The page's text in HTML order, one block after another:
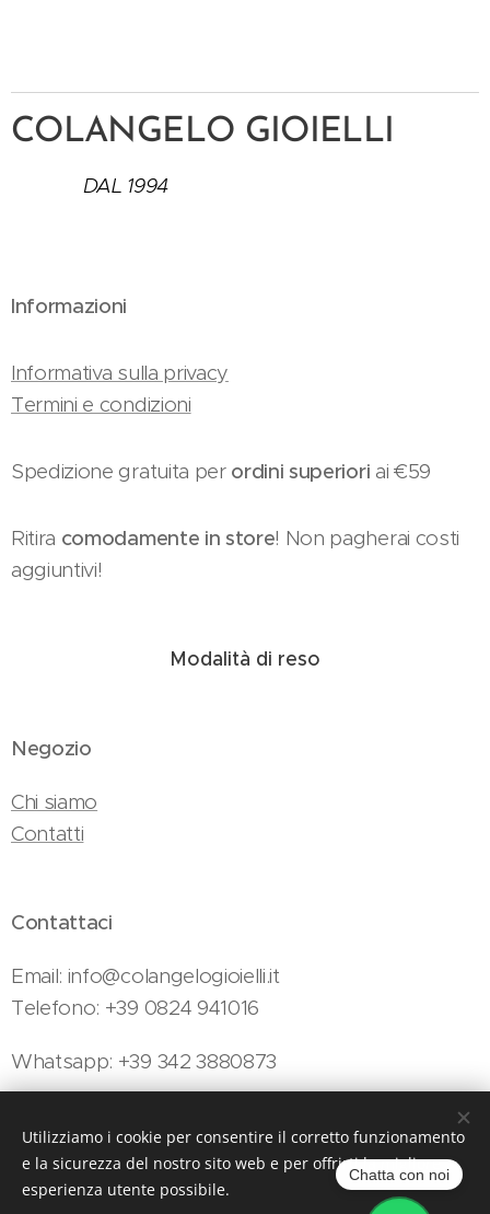
COLANGELO GIOIELLI
DAL 1994
Informazioni
Informativa sulla privacy
Termini e condizioni
Spedizione gratuita perordini superiori ai €59
Ritira comodamente in store! Non pagherai costi
aggiuntivi!
Modalità di reso
Negozio
Chi siamo
Contatti
Contattaci
Email: info@colangelogioielli.it
Telefono: +39 0824 941016
Whatsapp: +39 342 3880873
Colangelo Gioielli - Viale Minieri, 154, Telese Terme, 82037 (BN)
Cookies
Utilizziamo i cookie per consentire il corretto funzionamento
e la sicurezza del nostro sito web e per offrirti la migliore
esperienza utente possibile.
Chatta con noi